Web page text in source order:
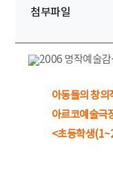
첨부파일
아동들의 창의
아르코예술극
<초등학생